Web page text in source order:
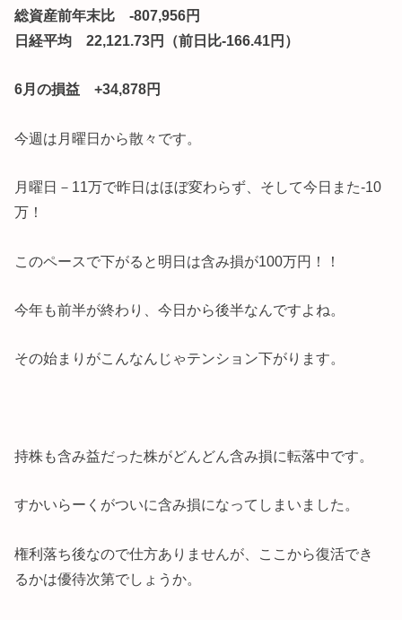
総資産前年末比 -807,956円
日経平均 22,121.73円（前日比-166.41円）
6月の損益 +34,878円
今週は月曜日から散々です。
月曜日－11万で昨日はほぼ変わらず、そして今日また‐10
万！
このペースで下がると明日は含み損が100万円！！
今年も前半が終わり、今日から後半なんですよね。
その始まりがこんなんじゃテンション下がります。
持株も含み益だった株がどんどん含み損に転落中です。
すかいらーくがついに含み損になってしまいました。
権利落ち後なので仕方ありませんが、ここから復活でき
るかは優待次第でしょうか。